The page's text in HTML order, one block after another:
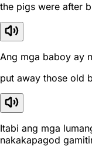
the pigs were after
Ang mga baboy ay
put away those old
Itabi ang mga
nakakapagod